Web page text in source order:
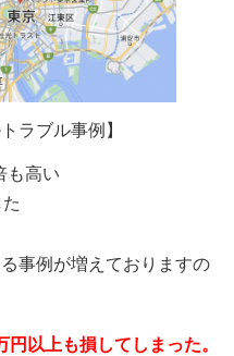
ラブル事例】
も高い
事例が増えておりますの
以上も損してしまった。